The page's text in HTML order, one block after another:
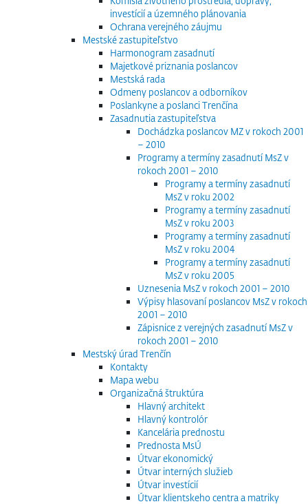
investícií a územného plánovania
Ochrana verejného záujmu
Mestské zastupiteľstvo
Harmonogram zasadnutí
Majetkové priznania poslancov
Mestská rada
Odmeny poslancov a odborníkov
Poslankyne a poslanci Trenčína
Zasadnutia zastupiteľstva
Dochádzka poslancov MZ v rokoch 2001
– 2010
Programy a termíny zasadnutí MsZ v
rokoch 2001 – 2010
Programy a termíny zasadnutí
MsZ v roku 2002
Programy a termíny zasadnutí
MsZ v roku 2003
Programy a termíny zasadnutí
MsZ v roku 2004
Programy a termíny zasadnutí
MsZ v roku 2005
Uznesenia MsZ v rokoch 2001 – 2010
Výpisy hlasovaní poslancov MsZ v rokoch
2001 – 2010
Zápisnice z verejných zasadnutí MsZ v
rokoch 2001 – 2010
Mestský úrad Trenčín
Kontakty
Mapa webu
Organizačná štruktúra
Hlavný architekt
Hlavný kontrolór
Kancelária prednostu
Prednosta MsÚ
Útvar ekonomický
Útvar interných služieb
Útvar investícií
Útvar klientskeho centra a matriky